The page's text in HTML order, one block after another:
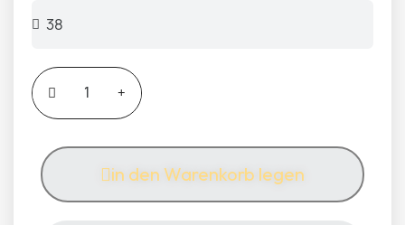
in den Warenkorb legen